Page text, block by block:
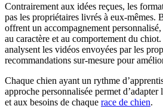
Contrairement aux idées reçues, les
pas les propriétaires livrés à eux-mêmes.
offrent un accompagnement
au caractère et au comportement du
analysent les vidéos envoyées par les
recommandations sur-mesure pour
Chaque chien ayant un rythme
approche personnalisée permet
et aux besoins de chaque race de chien.